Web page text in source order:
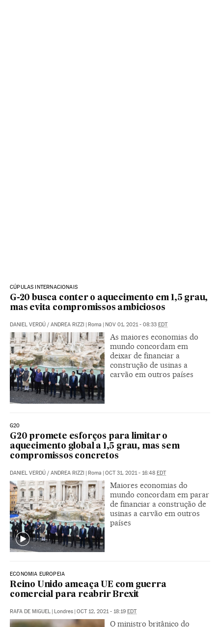
CÚPULAS INTERNACIONAIS
G-20 busca conter o aquecimento em 1,5 grau,
mas evita compromissos ambiciosos
DANIEL VERDÚ / ANDREA RIZZI Roma NOV 01, 2021 - 08:33 EDT
As maiores economias do
mundo concordam em
deixar de financiar a
construção de usinas a
carvão em outros países
G20
G20 promete esforços para limitar o
aquecimento global a 1,5 grau, mas sem
compromissos concretos
DANIEL VERDÚ / ANDREA RIZZI Roma OCT 31, 2021 - 16:48 EDT
Maiores economias do
mundo concordam em parar
de financiar a construção de
usinas a carvão em outros
países
ECONOMIA EUROPEIA
Reino Unido ameaça UE com guerra
comercial para reabrir Brexit
RAFA DE MIGUEL Londres OCT 12, 2021 - 18:19 EDT
O ministro britânico do